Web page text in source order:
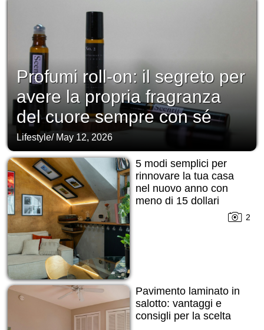
Profumi roll-on: il segreto per
avere la propria fragranza
del cuore sempre con sé
Lifestyle/ May 12, 2026
5 modi semplici per
rinnovare la tua casa
nel nuovo anno con
meno di 15 dollari
2
Pavimento laminato in
salotto: vantaggi e
consigli per la scelta